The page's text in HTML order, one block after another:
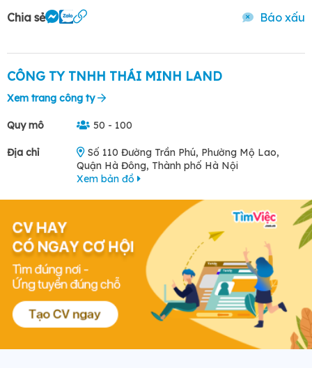
Chia sẻ Báo xấu
CÔNG TY TNHH THÁI MINH LAND
Xem trang công ty
Quy mô 50 - 100
Địa chỉ
Số 110 Đường Trần Phú, Phường Mộ Lao,
Quận Hà Đông, Thành phố Hà Nội
Xem bản đồ